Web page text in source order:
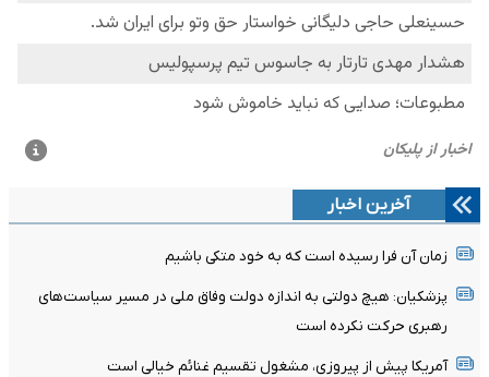
آخرین اخبار
زمان آن فرا رسیده است که به خود متکی باشیم
پزشکیان: هیچ دولتی به اندازه دولت وفاق ملی در مسیر سیاست‌های
رهبری حرکت نکرده است
آمریکا پیش از پیروزی، مشغول تقسیم غنائم خیالی است